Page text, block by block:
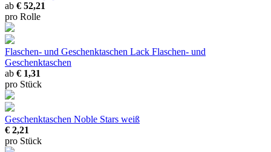
ab € 52,21
pro Rolle
Flaschen- und Geschenktaschen Lack Flaschen- und
Geschenktaschen
ab € 1,31
pro Stück
Geschenktaschen Noble Stars weiß
€ 2,21
pro Stück